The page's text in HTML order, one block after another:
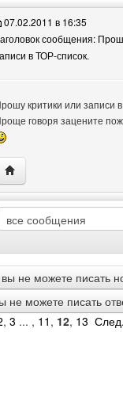
07.02.2011 в 16:35
сообщения:
в ТОР-список.
критики или записи
говоря зацените
Посетить сайт
не можете писать
не можете писать
, 3 ... , 11 , 12, 13